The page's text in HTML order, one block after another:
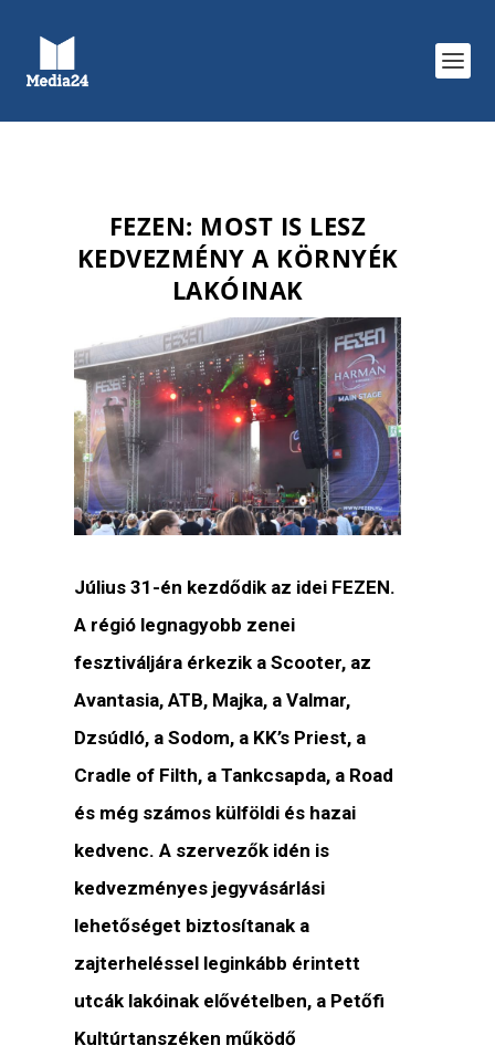
FEZEN: MOST IS LESZ
KEDVEZMÉNY A KÖRNYÉK
LAKÓINAK
Július 31-én kezdődik az idei FEZEN.
A régió legnagyobb zenei
fesztiváljára érkezik a Scooter, az
Avantasia, ATB, Majka, a Valmar,
Dzsúdló, a Sodom, a KK’s Priest, a
Cradle of Filth, a Tankcsapda, a Road
és még számos külföldi és hazai
kedvenc. A szervezők idén is
kedvezményes jegyvásárlási
lehetőséget biztosítanak a
zajterheléssel leginkább érintett
utcák lakóinak elővételben, a Petőfi
Kultúrtanszéken működő